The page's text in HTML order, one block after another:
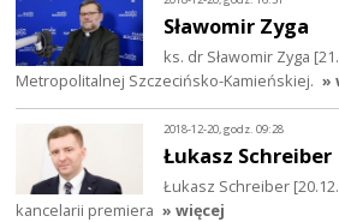
Sławomir Zyga
ks. dr Sławomir Zyga
Metropolitalnej Szczecińsko-Kamieńskiej. »
2018-12-20, godz. 09:28
Łukasz Schreiber
Łukasz Schreiber
kancelarii premiera » więcej